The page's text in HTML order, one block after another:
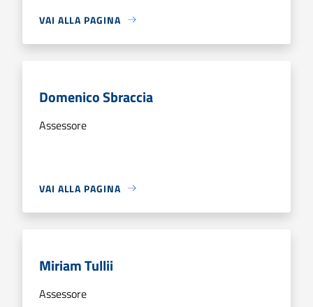
VAI ALLA PAGINA
Domenico Sbraccia
Assessore
VAI ALLA PAGINA
Miriam Tullii
Assessore